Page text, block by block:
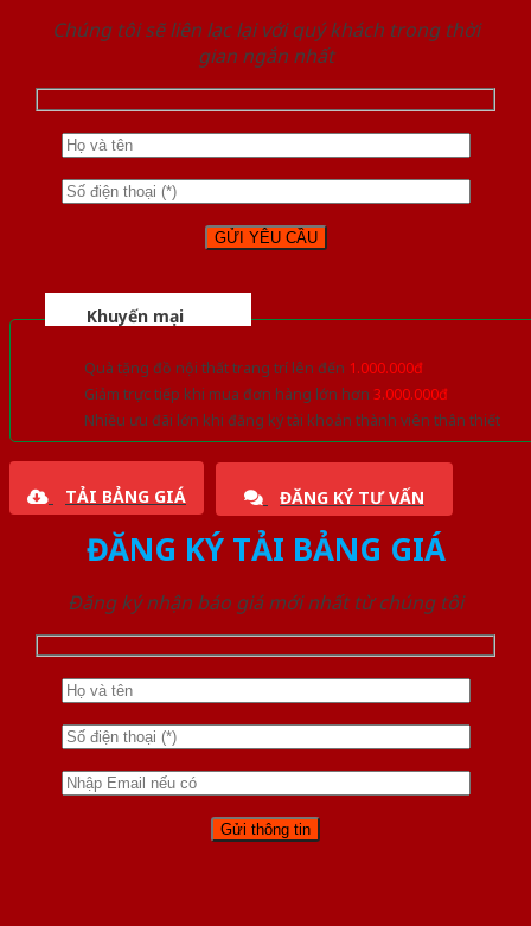
Chúng tôi sẽ liên lạc lại với quý khách trong thời
gian ngắn nhất
Khuyến mại
Quà tặng đồ nội thất trang trí lên đến 1.000.000đ
Giảm trực tiếp khi mua đơn hàng lớn hơn 3.000.000đ
Nhiều ưu đãi lớn khi đăng ký tài khoản thành viên thân thiết
TẢI BẢNG GIÁ ĐĂNG KÝ TƯ VẤN
ĐĂNG KÝ TẢI BẢNG GIÁ
Đăng ký nhận báo giá mới nhất từ chúng tôi